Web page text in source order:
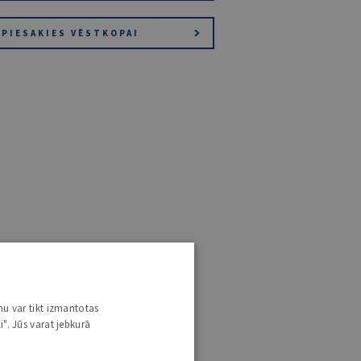
PIESAKIES VĒSTKOPAI
var tikt izmantotas
Jūs varat jebkurā